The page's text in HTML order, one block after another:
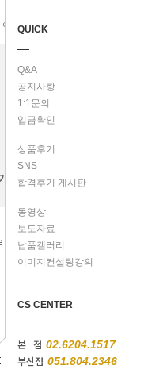
QUICK
Q&A
공지사항
1:1문의
입금확인
상품후기
SNS
합격후기 게시판
동영상
보도자료
납품갤러리
이미지컨설팅강의
CS CENTER
본 점 02.6204.1517
부산점 051.804.2346
cart(0)
구두
최신순